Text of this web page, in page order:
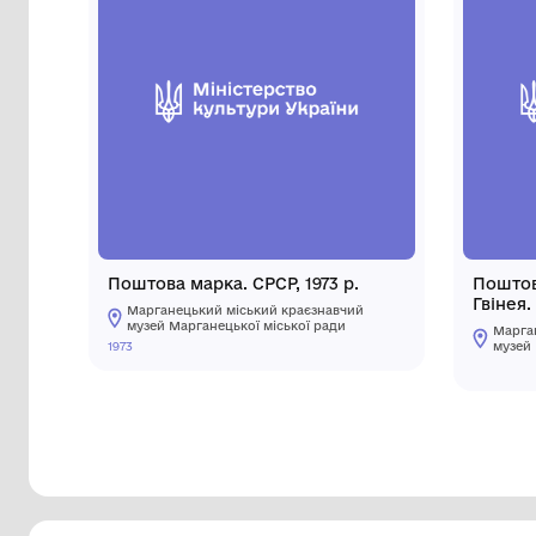
Інші предмети